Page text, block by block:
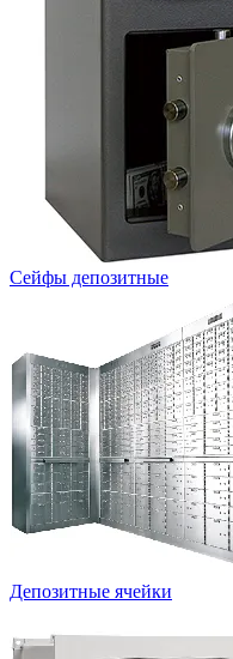
Сейфы депозитные
Депозитные ячейки